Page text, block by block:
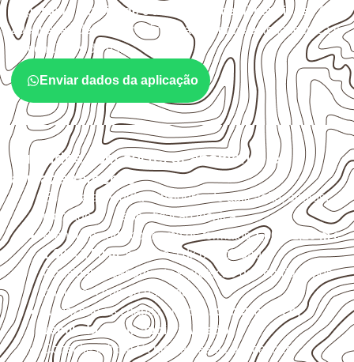
exposição à umidade e à estabilidade dimensional . A
adequação deve ser confirmada conforme a ficha técnica e
as condições de uso.
Enviar dados da aplicação
Cuidados com corte, acabamento e
armazenamento
Escolha a medida considerando aplicação, apoios,
montagem e especificação técnica.
Planeje o corte conforme os formatos1,60 × 2,20 m e
1,60 × 2,50 m, sujeitos à disponibilidade.
Considere acabamento e proteção das bordas após
qualquer corte ou usinagem.
Armazene as chapas em local coberto, seco,
ventilado e com apoio nivelado.
Consulte a ficha técnica antes de aplicações